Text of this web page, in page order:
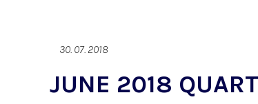
30. 07. 2018
JUNE 2018